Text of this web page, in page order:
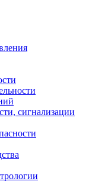
сигнализации